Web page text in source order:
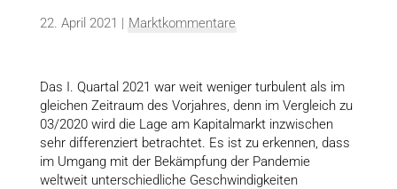
22. April 2021 | Marktkommentare
Das I. Quartal 2021 war weit weniger turbulent als im
gleichen Zeitraum des Vorjahres, denn im Vergleich zu
03/2020 wird die Lage am Kapitalmarkt inzwischen
sehr differenziert betrachtet. Es ist zu erkennen, dass
im Umgang mit der Bekämpfung der Pandemie
weltweit unterschiedliche Geschwindigkeiten